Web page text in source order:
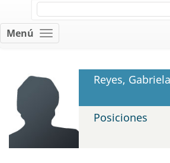
Menú
Reyes, Gabriela
Posiciones